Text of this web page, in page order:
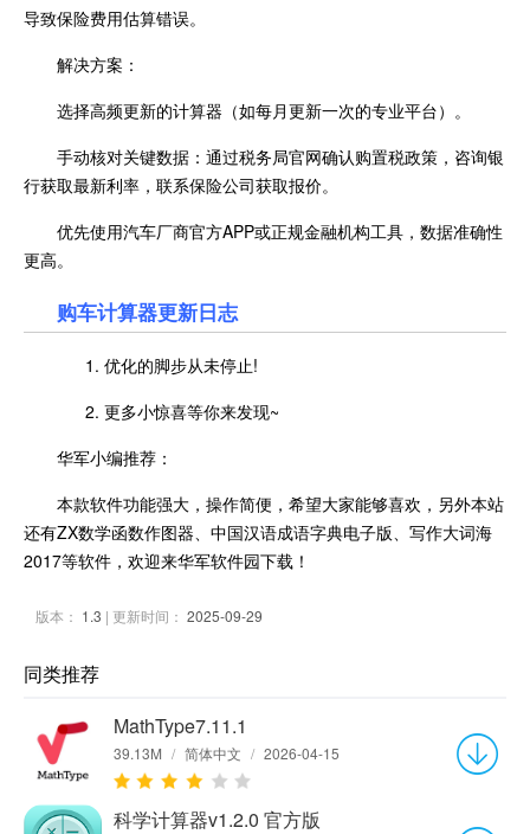
导致保险费用估算错误。
解决方案：
选择高频更新的计算器（如每月更新一次的专业平台）。
手动核对关键数据：通过税务局官网确认购置税政策，咨询银
行获取最新利率，联系保险公司获取报价。
优先使用汽车厂商官方APP或正规金融机构工具，数据准确性
更高。
购车计算器更新日志
1. 优化的脚步从未停止!
2. 更多小惊喜等你来发现~
华军小编推荐：
本款软件功能强大，操作简便，希望大家能够喜欢，另外本站
还有ZX数学函数作图器、中国汉语成语字典电子版、写作大词海
2017等软件，欢迎来华军软件园下载！
版本： 1.3 | 更新时间： 2025-09-29
同类推荐
MathType7.11.1
39.13M / 简体中文 / 2026-04-15
科学计算器v1.2.0 官方版